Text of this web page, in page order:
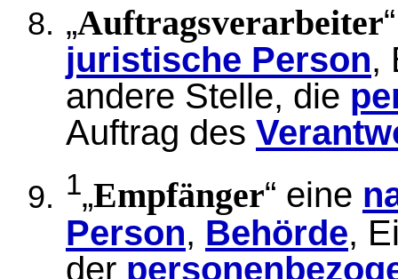
„Auftragsverarbeiter
juristische Person,
andere Stelle, die
Auftrag des
1„Empfänger“ eine
Person, Behörde,
der